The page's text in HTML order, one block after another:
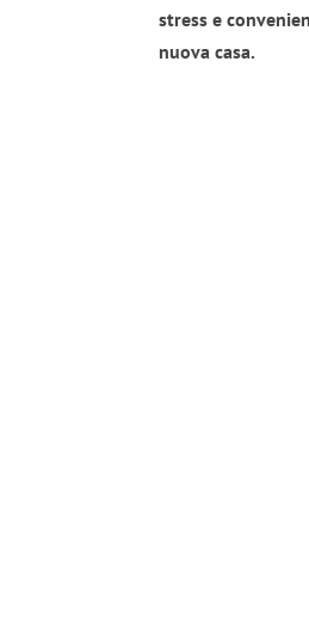
stress e
nuova casa.